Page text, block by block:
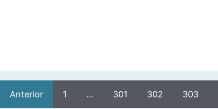
Anterior 1 … 301 302 303